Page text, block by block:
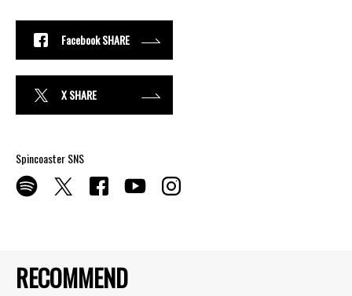
RECOMMEND
Facebook SHARE
X SHARE
Spincoaster SNS